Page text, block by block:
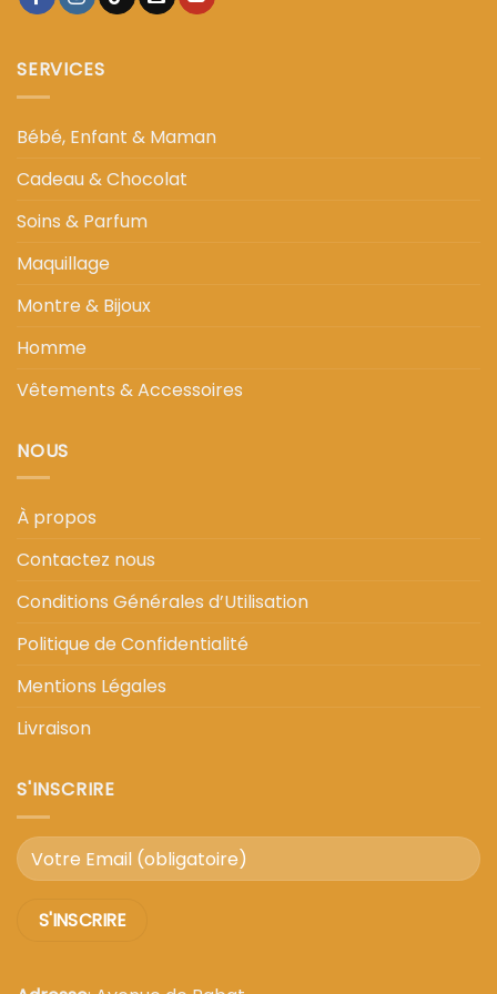
SERVICES
Bébé, Enfant & Maman
Cadeau & Chocolat
Soins & Parfum
Maquillage
Montre & Bijoux
Homme
Vêtements & Accessoires
NOUS
À propos
Contactez nous
Conditions Générales d’Utilisation
Politique de Confidentialité
Mentions Légales
Livraison
S'INSCRIRE